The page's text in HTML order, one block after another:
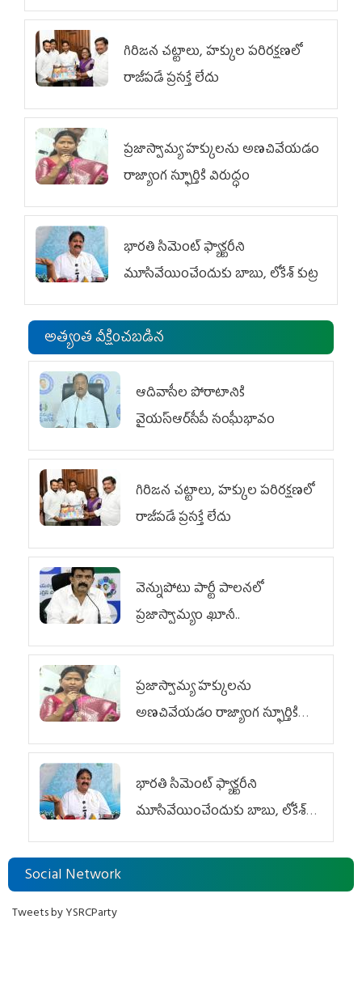
గిరిజన చట్టాలు, హక్కుల పరిరక్షణలో
రాజీపడే ప్రసక్తే లేదు
ప్రజాస్వామ్య హక్కులను అణచివేయడం
రాజ్యాంగ స్ఫూర్తికి విరుద్ధం
భారతి సిమెంట్ ఫ్యాక్టరీని
మూసివేయించేందుకు బాబు, లోకేశ్ కుట్ర
అత్యంత వీక్షించబడిన
ఆదివాసీల పోరాటానికి
వైయ‌స్ఆర్‌సీపీ సంఘీభావం
గిరిజన చట్టాలు, హక్కుల పరిరక్షణలో
రాజీపడే ప్రసక్తే లేదు
వెన్నుపోటు పార్టీ పాలనలో
ప్రజాస్వామ్యం ఖూనీ..
ప్రజాస్వామ్య హక్కులను
అణచివేయడం రాజ్యాంగ స్ఫూర్తికి
విరుద్ధం
భారతి సిమెంట్ ఫ్యాక్టరీని
మూసివేయించేందుకు బాబు, లోకేశ్
కుట్ర
Social Network
Tweets by YSRCParty